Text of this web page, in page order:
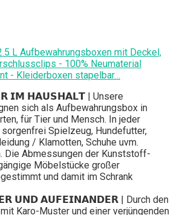
L Aufbewahrungsboxen mit Deckel,
- 100% Neumaterial
- Kleiderboxen stapelbar…
𝗜𝗠 𝗛𝗔𝗨𝗦𝗛𝗔𝗟𝗧 | Unsere
sich als Aufbewahrungsbox in
für Tier und Mensch. In jeder
Spielzeug, Hundefutter,
/ Klamotten, Schuhe uvm.
Die Abmessungen der Kunststoff-
Möbelstücke großer
und damit im Schrank
𝗨𝗡𝗗 𝗔𝗨𝗙𝗘𝗜𝗡𝗔𝗡𝗗𝗘𝗥 | Durch den
Karo-Muster und einer verjüngenden